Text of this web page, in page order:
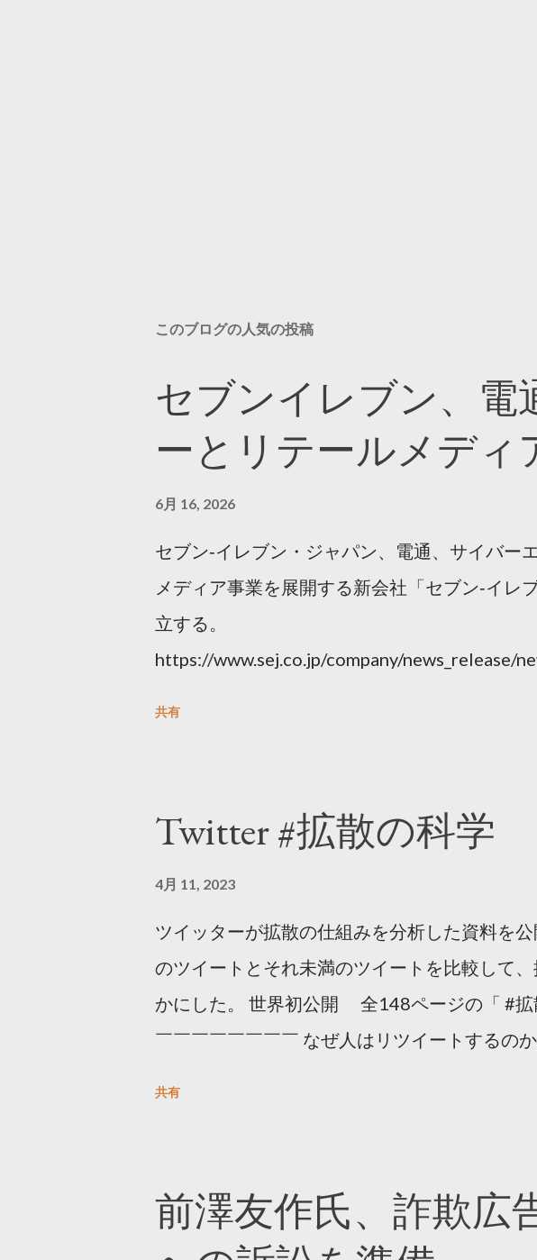
このブログの人気の投稿
セブンイレブン、電
ーとリテールメディ
6月 16, 2026
セブン‐イレブン・ジャパン、電通、サイバー
メディア事業を展開する新会社「セブン‐イレ
立する。
https://www.sej.co.jp/company/news_release/
共有
Twitter #拡散の科学
4月 11, 2023
ツイッターが拡散の仕組みを分析した資料を
のツイートとそれ未満のツイートを比較して
かにした。 世界初公開 全148ページの「 #拡
￣￣￣￣￣￣￣￣ なぜ人はリツイートするの
https://marketing.twitter.com/ja/insights/
共有
前澤友作氏、詐欺広